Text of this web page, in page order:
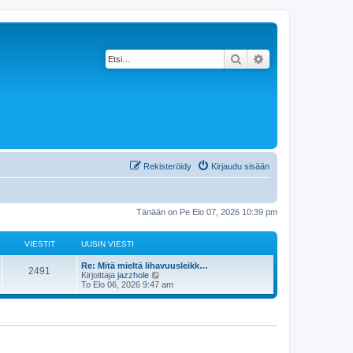
Etsi
Kirjaudu sisään
Rekisteröidy
Tänään on Pe Elo 07, 2026 10:39 pm
VIESTIT UUSIN VIESTI
2491
Re: Mitä mieltä lihavuusleikk…
Kirjoittaja jazzhole
ä
y
To Elo 06, 2026 9:47 am